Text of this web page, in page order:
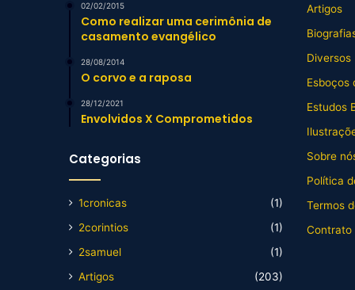
02/02/2015
Como realizar uma cerimônia de
casamento evangélico
28/08/2014
O corvo e a raposa
28/12/2021
Envolvidos X Comprometidos
Categorias
1cronicas
(1)
2corintios
(1)
2samuel
(1)
Artigos
(203)
Artigos
Diversos
Esboços
Estudos
Sobre
Política
Termos
Contrato